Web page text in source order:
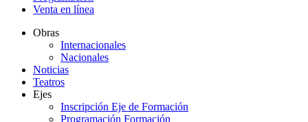
Venta en línea
Obras
Internacionales
Nacionales
Noticias
Teatros
Ejes
Inscripción Eje de Formación
Programación Formación